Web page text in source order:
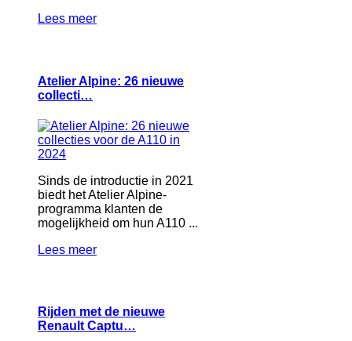
Lees meer
Atelier Alpine: 26 nieuwe
collecti…
Sinds de introductie in 2021
biedt het Atelier Alpine-
programma klanten de
mogelijkheid om hun A110 ...
Lees meer
Rijden met de nieuwe
Renault Captu…